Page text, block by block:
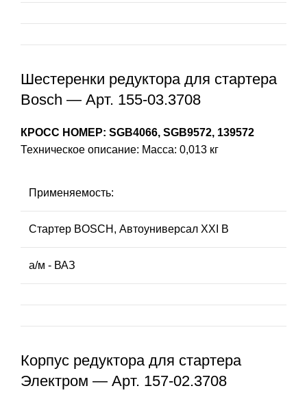
Шестеренки редуктора для стартера
Bosch — Арт. 155-03.3708
КРОСС НОМЕР: SGB4066, SGB9572, 139572
Техническое описание: Масса: 0,013 кг
Применяемость:
Стартер BOSCH, Автоуниверсал ХХI В
а/м - ВАЗ
Корпус редуктора для стартера
Электром — Арт. 157-02.3708